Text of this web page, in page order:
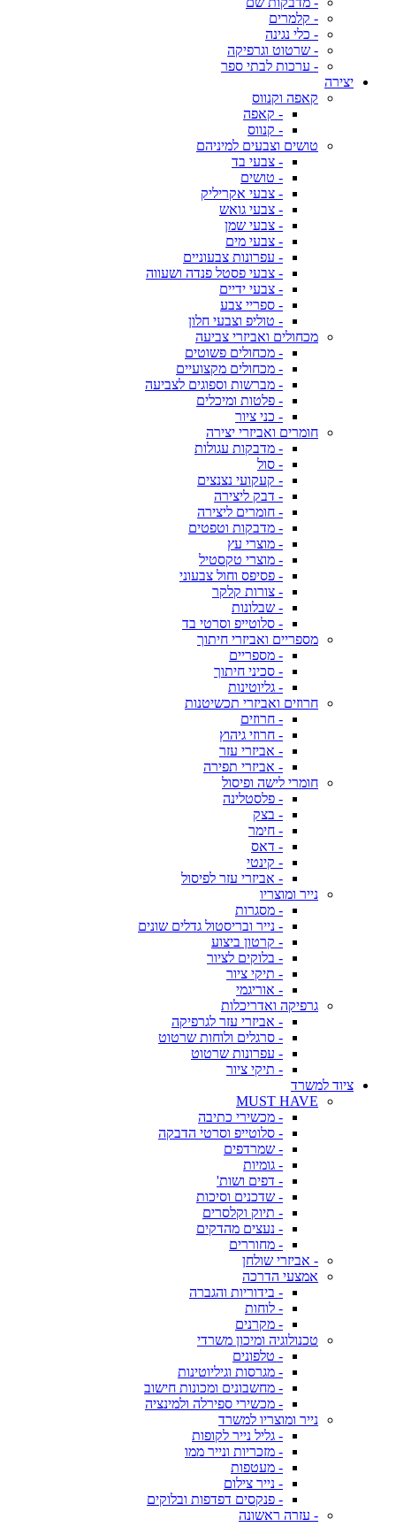
- קלמרים
- כלי נגינה
- שרטוט וגרפיקה
- ערכות לבתי ספר
יצירה
קאפה וקנווס
- קאפה
- קנווס
טושים וצבעים למיניהם
- צבעי בד
- טושים
- צבעי אקריליק
- צבעי גואש
- צבעי שמן
- צבעי מים
- עפרונות צבעוניים
- צבעי פסטל פנדה ושעווה
- צבעי ידיים
- ספריי צבע
- טוליפ וצבעי חלון
מכחולים ואביזרי צביעה
- מכחולים פשוטים
- מכחולים מקצועיים
- מברשות וספוגים לצביעה
- פלטות ומיכלים
- כני ציור
חומרים ואביזרי יצירה
- מדבקות עגולות
- סול
- קעקועי נצנצים
- דבק ליצירה
- חומרים ליצירה
- מדבקות וטפטים
- מוצרי עץ
- מוצרי טקסטיל
- פסיפס וחול צבעוני
- צורות קלקר
- שבלונות
- סלוטייפ וסרטי בד
מספריים ואביזרי חיתוך
- מספריים
- סכיני חיתוך
- גליוטינות
חרוזים ואביזרי תכשיטנות
- חרוזים
- חרוזי גיהוץ
- אביזרי עזר
- אביזרי תפירה
חומרי לישה ופיסול
- פלסטלינה
- בצק
- חימר
- דאס
- קינטי
- אביזרי עזר לפיסול
נייר ומוצריו
- מסגרות
- נייר ובריסטול גדלים שונים
- קרטון ביצוע
- בלוקים לציור
- תיקי ציור
- אוריגמי
גרפיקה ואדריכלות
- אביזרי עזר לגרפיקה
- סרגלים ולוחות שרטוט
- עפרונות שרטוט
- תיקי ציור
ציוד למשרד
MUST HAVE
- מכשירי כתיבה
- סלוטייפ וסרטי הדבקה
- שמרדפים
- גומיות
- דפים ושות'
- שדכנים וסיכות
- תיוק וקלסרים
- נעצים מהדקים
- מחוררים
- אביזרי שולחן
אמצעי הדרכה
- בידוריות והגברה
- לוחות
- מקרנים
טכנולוגיה ומיכון משרדי
- טלפונים
- מגרסות וגיליוטינות
- מחשבונים ומכונות חישוב
- מכשירי ספירלה ולמינציה
נייר ומוצריו למשרד
- גליל נייר לקופות
- מזכריות ונייר ממו
- מעטפות
- נייר צילום
- פנקסים דפדפות ובלוקים
- עזרה ראשונה